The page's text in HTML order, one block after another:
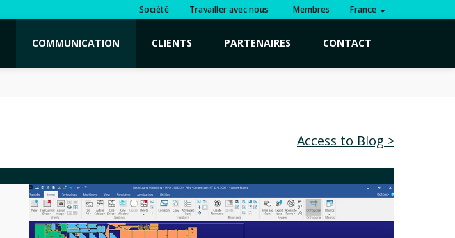
Société Travailler avec nous Membres France
COMMUNICATION CLIENTS PARTENAIRES CONTACT
Access to Blog >